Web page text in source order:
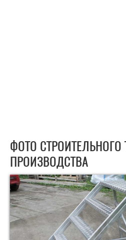
ФОТО СТРОИТЕЛЬНОГО
ПРОИЗВОДСТВА